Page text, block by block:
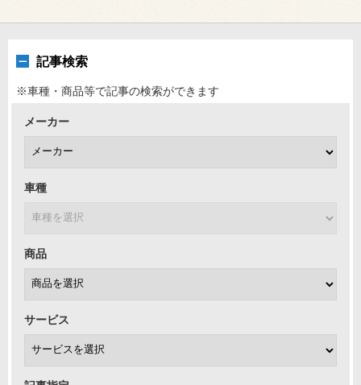
記事検索
※車種・商品等で記事の検索ができます
メーカー
車種
商品
サービス